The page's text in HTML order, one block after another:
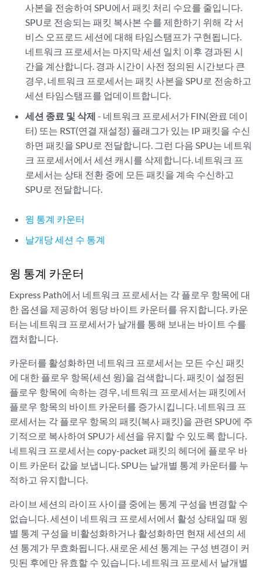
사본을 전송하여 SPU에서 패킷 처리 수요를 줄입니다.
SPU로 전송되는 패킷 복사본 수를 제한하기 위해 각 서
비스 오프로드 세션에 대해 타임스탬프가 구현됩니다.
네트워크 프로세서는 마지막 세션 일치 이후 경과된 시
간을 계산합니다. 경과 시간이 사전 정의된 시간보다 큰
경우, 네트워크 프로세서는 패킷 사본을 SPU로 전송하고
세션 타임스탬프를 업데이트합니다.
세션 종료 및 삭제 - 네트워크 프로세서가 FIN(완료 데이
터) 또는 RST(연결 재설정) 플래그가 있는 IP 패킷을 수신
하면 패킷을 SPU로 전달합니다. 그런 다음 SPU는 네트워
크 프로세서에서 세션 캐시를 삭제합니다. 네트워크 프
로세서는 상태 전환 중에 모든 패킷을 계속 수신하고
SPU로 전달합니다.
윙 통계 카운터
날개당 세션 수 통계
윙 통계 카운터
Express Path에서 네트워크 프로세서는 각 플로우 항목에 대
한 옵션을 제공하여 윙당 바이트 카운터를 유지합니다. 카운
터는 네트워크 프로세서가 날개를 통해 보내는 바이트 수를
캡처합니다.
카운터를 활성화하면 네트워크 프로세서는 모든 수신 패킷
에 대한 플로우 항목(세션 윙)을 검색합니다. 패킷이 설정된
플로우 항목에 속하는 경우, 네트워크 프로세서는 패킷에서
플로우 항목의 바이트 카운터를 증가시킵니다. 네트워크 프
로세서는 각 플로우 항목의 패킷(복사 패킷)을 관련 SPU에 주
기적으로 복사하여 SPU가 세션을 유지할 수 있도록 합니다.
네트워크 프로세서는 copy-packet 패킷의 헤더에 플로우 바
이트 카운터 값을 보냅니다. SPU는 날개별 통계 카운터를 누
적하고 유지합니다.
라이브 세션의 라이프 사이클 중에는 통계 구성을 변경할 수
없습니다. 세션이 네트워크 프로세서에서 활성 상태일 때 윙
별 통계 구성을 비활성화하거나 활성화하면 현재 세션의 세
션 통계가 무효화됩니다. 새로운 세션 통계는 구성 변경이 커
밋된 후에만 유효할 수 있습니다. 네트워크 프로세서 날개별